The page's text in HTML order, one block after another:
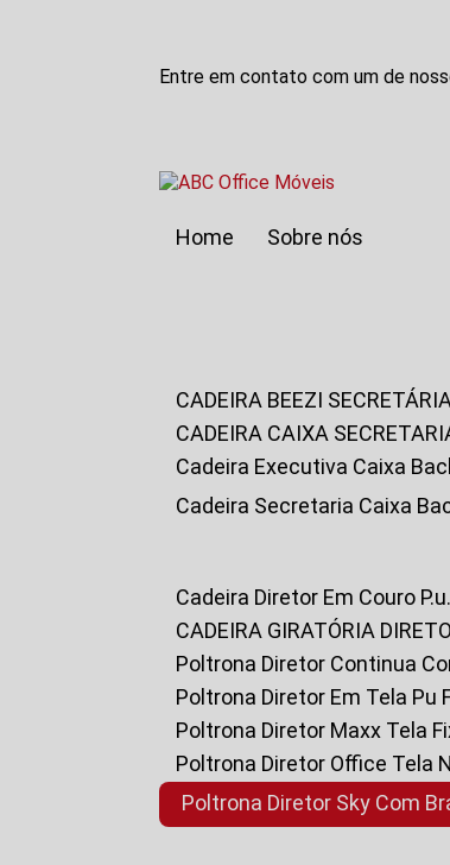
Entre em contato com um de
Home
Sobre nós
CADEIRA BEEZI
CADEIRA CAIXA
Cadeira Executiva Caixa
Cadeira Secretaria Caixa
Cadeira Diretor Em Couro
CADEIRA GIRATÓRIA
Poltrona Diretor Continua
Poltrona Diretor Em Tela Pu
Poltrona Diretor Maxx Tela
Poltrona Diretor Office Tela
Poltrona Diretor Sky Com